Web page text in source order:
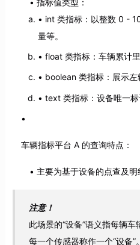
int 类指标：以整数 0 -
量等。
float 类指标：车辆累计里
boolean 类指标：展示左
text 类指标：设备唯一标
车辆指标平台 A 的查询特点：
主要为基于设备的点查及明
注意！
此场景的“设备”语义指每辆车
每一个传感器称作一个“设备”。